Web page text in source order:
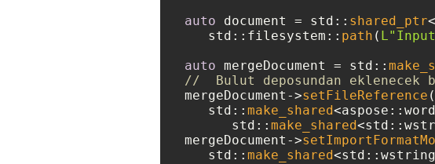
auto document = std:: shared_ptr
   std::filesystem::
path (
auto mergeDocument = std::
//  Bulut deposundan
mergeDocument->setFileReference (
   std::
make_shared
      std::
make_shared
mergeDocument->
   std::
make_shared